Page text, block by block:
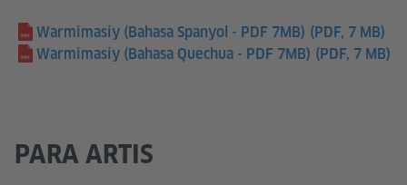
Warmimasiy (Bahasa Spanyol - PDF 7MB) (PDF, 7 MB)
Warmimasiy (Bahasa Quechua - PDF 7MB) (PDF, 7 MB)
PARA ARTIS